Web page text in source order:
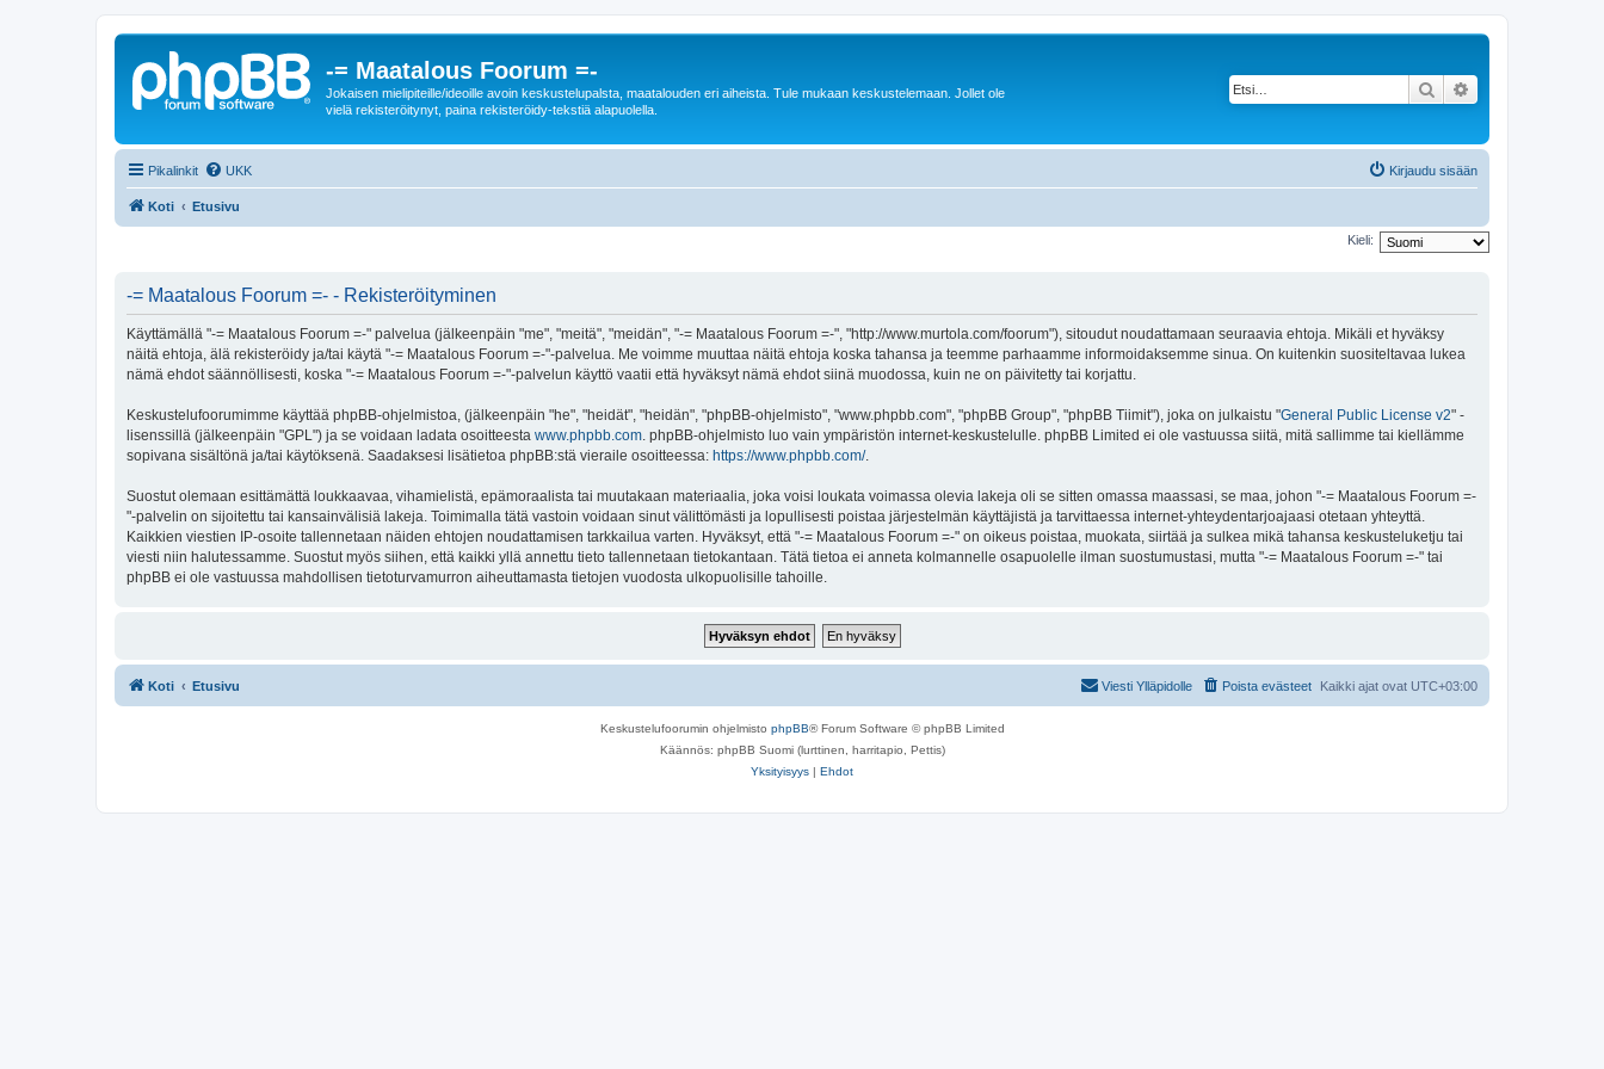
-= Maatalous Foorum =-
Jokaisen mielipiteille/ideoille avoin keskustelupalsta, maatalouden eri aiheista. Tule mukaan keskustelemaan. Jollet ole
vielä rekisteröitynyt, paina rekisteröidy-tekstiä alapuolella.
Etsi
Pikalinkit UKK Kirjaudu sisään
Koti Etusivu
Kieli:
-= Maatalous Foorum =- - Rekisteröityminen
Käyttämällä "-= Maatalous Foorum =-" palvelua (jälkeenpäin "me", "meitä", "meidän", "-= Maatalous Foorum =-", "http://www.murtola.com/foorum"), sitoudut noudattamaan seuraavia ehtoja. Mikäli et hyväksy
näitä ehtoja, älä rekisteröidy ja/tai käytä "-= Maatalous Foorum =-"-palvelua. Me voimme muuttaa näitä ehtoja koska tahansa ja teemme parhaamme informoidaksemme sinua. On kuitenkin suositeltavaa lukea
nämä ehdot säännöllisesti, koska "-= Maatalous Foorum =-"-palvelun käyttö vaatii että hyväksyt nämä ehdot siinä muodossa, kuin ne on päivitetty tai korjattu.
Keskustelufoorumimme käyttää phpBB-ohjelmistoa, (jälkeenpäin "he", "heidät", "heidän", "phpBB-ohjelmisto", "www.phpbb.com", "phpBB Group", "phpBB Tiimit"), joka on julkaistu "General Public License v2" -
lisenssillä (jälkeenpäin "GPL") ja se voidaan ladata osoitteesta www.phpbb.com. phpBB-ohjelmisto luo vain ympäristön internet-keskustelulle. phpBB Limited ei ole vastuussa siitä, mitä sallimme tai kiellämme
sopivana sisältönä ja/tai käytöksenä. Saadaksesi lisätietoa phpBB:stä vieraile osoitteessa: https://www.phpbb.com/.
Suostut olemaan esittämättä loukkaavaa, vihamielistä, epämoraalista tai muutakaan materiaalia, joka voisi loukata voimassa olevia lakeja oli se sitten omassa maassasi, se maa, johon "-= Maatalous Foorum =-
"-palvelin on sijoitettu tai kansainvälisiä lakeja. Toimimalla tätä vastoin voidaan sinut välittömästi ja lopullisesti poistaa järjestelmän käyttäjistä ja tarvittaessa internet-yhteydentarjoajaasi otetaan yhteyttä.
Kaikkien viestien IP-osoite tallennetaan näiden ehtojen noudattamisen tarkkailua varten. Hyväksyt, että "-= Maatalous Foorum =-" on oikeus poistaa, muokata, siirtää ja sulkea mikä tahansa keskusteluketju tai
viesti niin halutessamme. Suostut myös siihen, että kaikki yllä annettu tieto tallennetaan tietokantaan. Tätä tietoa ei anneta kolmannelle osapuolelle ilman suostumustasi, mutta "-= Maatalous Foorum =-" tai
phpBB ei ole vastuussa mahdollisen tietoturvamurron aiheuttamasta tietojen vuodosta ulkopuolisille tahoille.
Koti Etusivu Kaikki ajat ovat UTC+03:00
Poista evästeet
Viesti Ylläpidolle
Keskustelufoorumin ohjelmisto phpBB® Forum Software © phpBB Limited
Käännös: phpBB Suomi (lurttinen, harritapio, Pettis)
Yksityisyys | Ehdot